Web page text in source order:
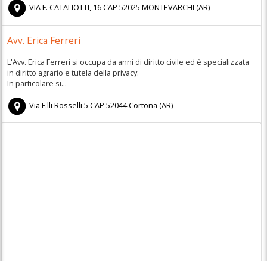
VIA F. CATALIOTTI, 16CAP52025 MONTEVARCHI (AR)
Avv. Erica Ferreri
L'Avv. Erica Ferreri si occupa da anni di diritto civile ed è specializzata
in diritto agrario e tutela della privacy.
In particolare si...
Via F.lli Rosselli 5 CAP52044Cortona (AR)